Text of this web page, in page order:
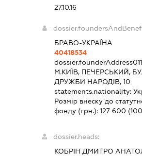
27.10.16
БРАВО-УКРАЇНА
40418534
dossier.founderAddress
М.КИЇВ, ПЕЧЕРСЬКИЙ,
ДРУЖБИ НАРОДІВ, 10
statements.nationality:
Розмір внеску до
фонду (грн.): 127 600
dossier.heads:
КОБРІН ДМИТРО